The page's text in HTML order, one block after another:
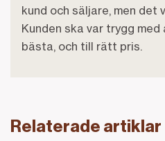
kund och säljare, men det
Kunden ska var trygg
bästa, och till rätt pris.
Relaterade artiklar